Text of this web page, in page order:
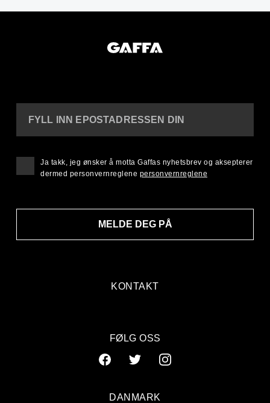
KONTAKT
FYLL INN EPOSTADRESSEN DIN
MELDE DEG PÅ
Ja takk, jeg ønsker å motta Gaffas nyhetsbrev og aksepterer
dermed personvernreglene personvernreglene
FØLG OSS
DANMARK